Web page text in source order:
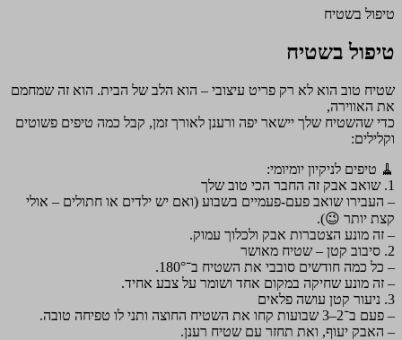
טיפול בשטיח
טיפול בשטיח
שטיח טוב הוא לא רק פריט עיצובי – הוא הלב של הבית. הוא זה שמחמם
את האווירה,
כדי שהשטיח שלך יישאר יפה ורענן לאורך זמן, קבל כמה טיפים פשוטים
וקלילים:
🧹 טיפים לניקיון יומיומי:
1. שואב אבק זה החבר הכי טוב שלך
– העבירו שואב פעם-פעמיים בשבוע (ואם יש ילדים או חתולים – אולי
קצת יותר 😉).
– זה מונע הצטברות אבק ולכלוך עמוק.
2. סיבוב קטן – שטיח מאושר
– כל כמה חודשים סובבי את השטיח ב־180°.
– זה מונע שחיקה במקום אחד ושומר על צבע אחיד.
3. ניעור קטן עושה פלאים
– פעם ב־2–3 שבועות קחו את השטיח החוצה ותני לו טפיחה טובה.
– האבק יעוף, ואת תחזר עם שטיח רענן.